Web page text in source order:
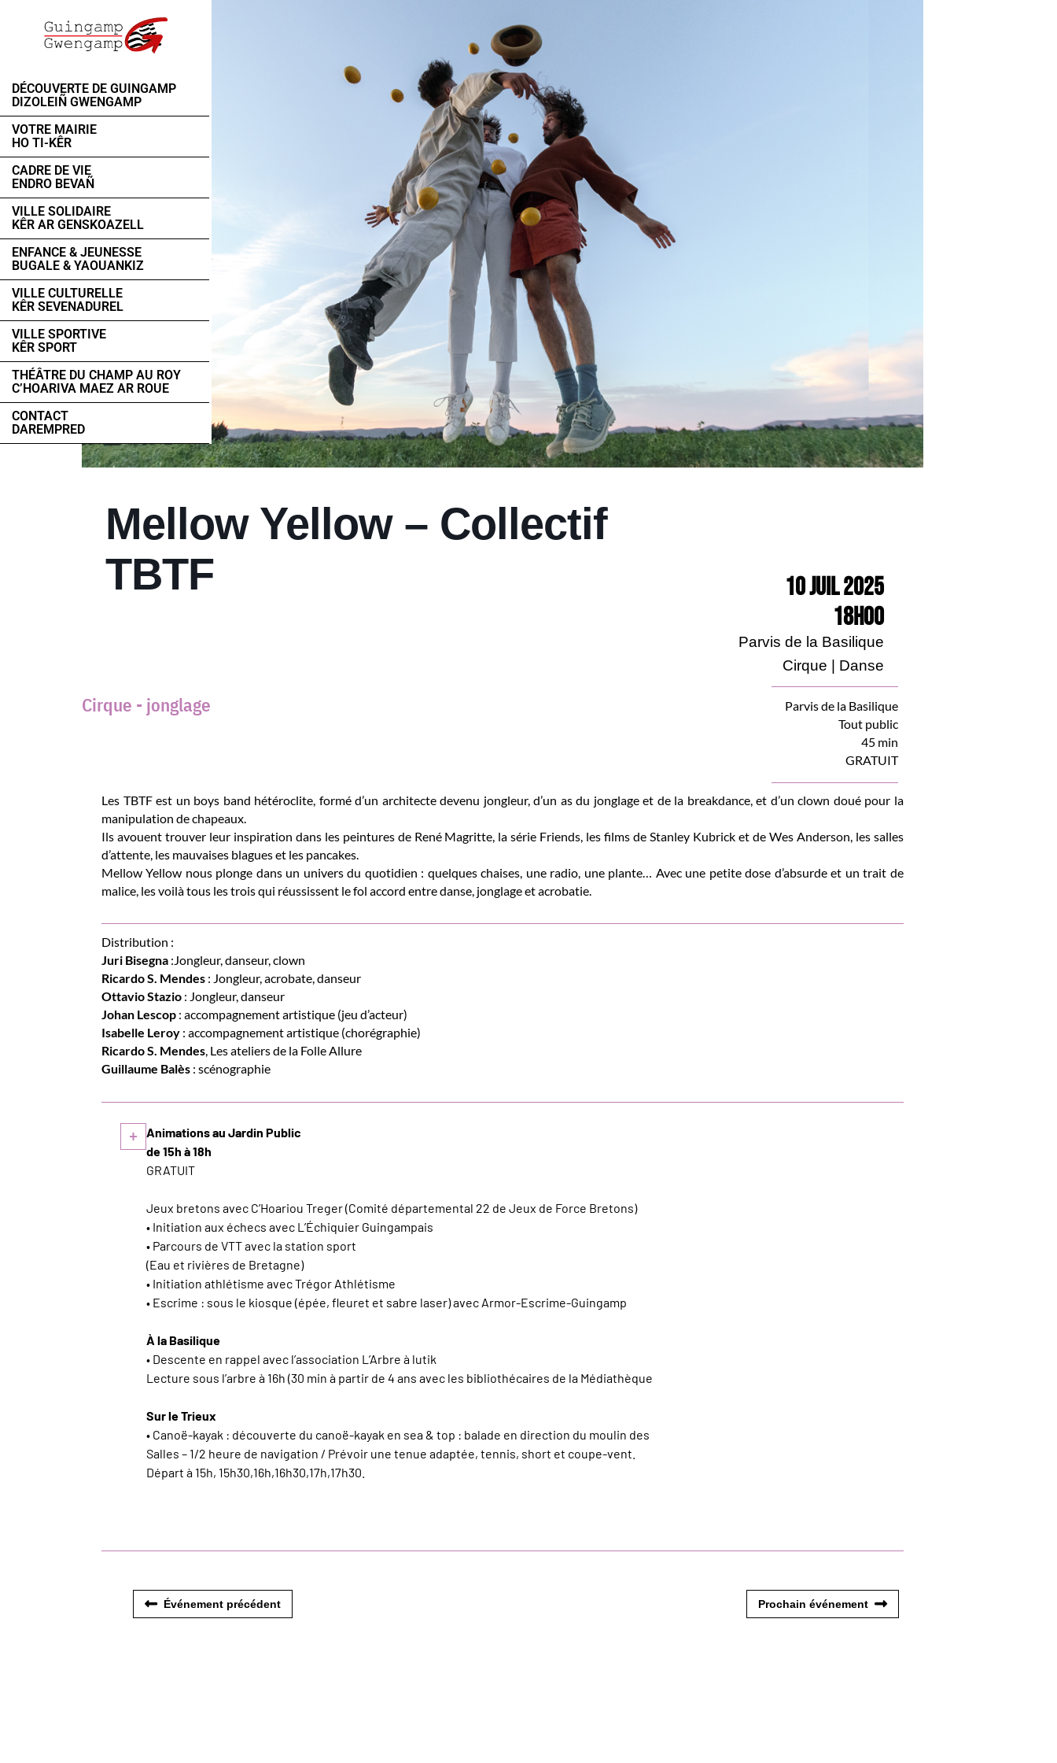
DÉCOUVERTE DE GUINGAMP
DIZOLEIÑ GWENGAMP
VOTRE MAIRIE
HO TI-KÊR
CADRE DE VIE
ENDRO BEVAÑ
VILLE SOLIDAIRE
KÊR AR GENSKOAZELL
ENFANCE & JEUNESSE
BUGALE & YAOUANKIZ
VILLE CULTURELLE
KÊR SEVENADUREL
VILLE SPORTIVE
KÊR SPORT
THÉÂTRE DU CHAMP AU ROY
C’HOARIVA MAEZ AR ROUE
CONTACT
DAREMPRED
Mellow Yellow – Collectif
TBTF
10 Juil 2025
18h00
Parvis de la Basilique
Cirque | Danse
Cirque - jonglage
Parvis de la Basilique
Tout public
45 min
GRATUIT
Les TBTF est un boys band hétéroclite, formé d’un architecte devenu jongleur, d’un as du jonglage et de la breakdance, et d’un clown doué pour la
manipulation de chapeaux.
Ils avouent trouver leur inspiration dans les peintures de René Magritte, la série Friends, les films de Stanley Kubrick et de Wes Anderson, les salles
d’attente, les mauvaises blagues et les pancakes.
Mellow Yellow nous plonge dans un univers du quotidien : quelques chaises, une radio, une plante… Avec une petite dose d’absurde et un trait de
malice, les voilà tous les trois qui réussissent le fol accord entre danse, jonglage et acrobatie.
Distribution :
Juri Bisegna :Jongleur, danseur, clown
Ricardo S. Mendes : Jongleur, acrobate, danseur
Ottavio Stazio : Jongleur, danseur
Johan Lescop : accompagnement artistique (jeu d’acteur)
Isabelle Leroy : accompagnement artistique (chorégraphie)
Ricardo S. Mendes, Les ateliers de la Folle Allure
Guillaume Balès : scénographie
+
Animations au Jardin Public
de 15h à 18h
GRATUIT
Jeux bretons avec C’Hoariou Treger (Comité départemental 22 de Jeux de Force Bretons)
• Initiation aux échecs avec L’Échiquier Guingampais
• Parcours de VTT avec la station sport
(Eau et rivières de Bretagne)
• Initiation athlétisme avec Trégor Athlétisme
• Escrime : sous le kiosque (épée, fleuret et sabre laser) avec Armor-Escrime-Guingamp
À la Basilique
• Descente en rappel avec l’association L’Arbre à lutik
Lecture sous l’arbre à 16h (30 min à partir de 4 ans avec les bibliothécaires de la Médiathèque
Sur le Trieux
• Canoë-kayak : découverte du canoë-kayak en sea & top : balade en direction du moulin des
Salles – 1/2 heure de navigation / Prévoir une tenue adaptée, tennis, short et coupe-vent.
Départ à 15h, 15h30,16h,16h30,17h,17h30.
Événement précédent Prochain événement